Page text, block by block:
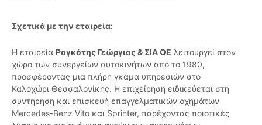
Σχετικά με την εταιρεία:
Η εταιρεία Ρογκότης Γεώργιος & ΣΙΑ ΟΕ λειτουργεί στον
χώρο των συνεργείων αυτοκινήτων από το 1980,
προσφέροντας μια πλήρη γκάμα υπηρεσιών στο
Καλοχώρι Θεσσαλονίκης. Η επιχείρηση ειδικεύεται στη
συντήρηση και επισκευή επαγγελματικών οχημάτων
Mercedes-Benz Vito και Sprinter, παρέχοντας ποιοτικές